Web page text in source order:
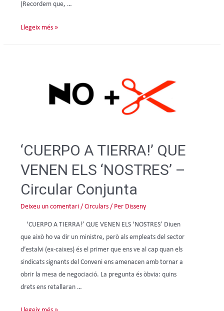
(Recordem que, …
Llegeix més »
‘CUERPO A TIERRA!’ QUE
VENEN ELS ‘NOSTRES’ –
Circular Conjunta
Deixeu un comentari /Circulars / Per Disseny
‘CUERPO A TIERRA!’ QUE VENEN ELS ‘NOSTRES’ Diuen
que això ho va dir un ministre, però als empleats del sector
d’estalvi (ex-caixes) és el primer que ens ve al cap quan els
sindicats signants del Conveni ens amenacen amb tornar a
obrir la mesa de negociació. La pregunta és òbvia: quins
drets ens retallaran …